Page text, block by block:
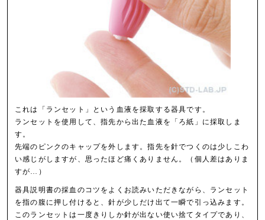
これは「ランセット」という血液を採取する器具です。
ランセットを使用して、指先から出た血液を「ろ紙」に採取しま
す。
先端のピンクのキャップを外します。指先を針でつくのは少しこわ
い感じがしますが、思ったほど痛くありません。（個人差はありま
すが…）
器具説明書の採血のコツをよくお読みいただきながら、ランセット
を指の腹に押し付けると、針が少しだけ出て一瞬で引っ込みます。
このランセットは一度きりしか針が出ない使い捨てタイプであり、